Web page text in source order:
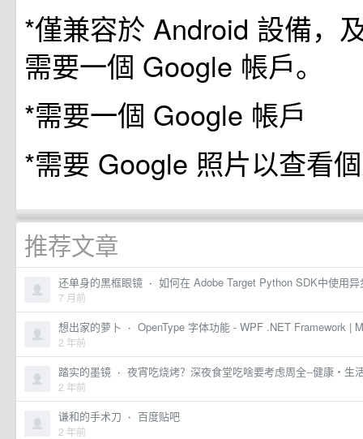
*僅兼容於 Android 設備，
需要一個 Google 帳戶。
*需要一個 Google 帳戶
*需要 Google 照片以查看
推荐文章
还单身的黑框眼镜 · 如何在 Adobe Target Python SDK中使用
7 月前
想出家的萝卜 · OpenType 字体功能 - WPF .NET Framework |
2 年前
踏实的墨镜 · 夜宵吃烧烤？深夜食堂吃啥要考虑周全--健康・生
2 年前
谦和的手术刀 · 百度贴吧
2 年前